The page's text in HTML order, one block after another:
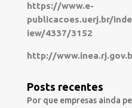
https://www.e-
publicacoes.uerj.br/
iew/4337/3152
http://
Posts recentes
Por que empresas ainda